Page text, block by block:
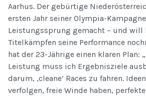
Aarhus. Der gebürtige
ersten Jahr seiner Olympia-
Leistungssprung gemacht – und will
Titelkämpfen seine Performance
hat der 23-Jährige einen klaren Plan:
Leistung muss ich Ergebnisziele
darum, ‚cleane‘ Races zu fahren.
verfolgen, freie Winde haben,